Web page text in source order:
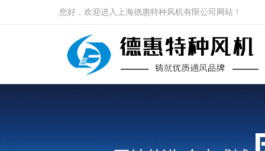
您好，欢迎进入上海德惠特种风机有限公司网站！